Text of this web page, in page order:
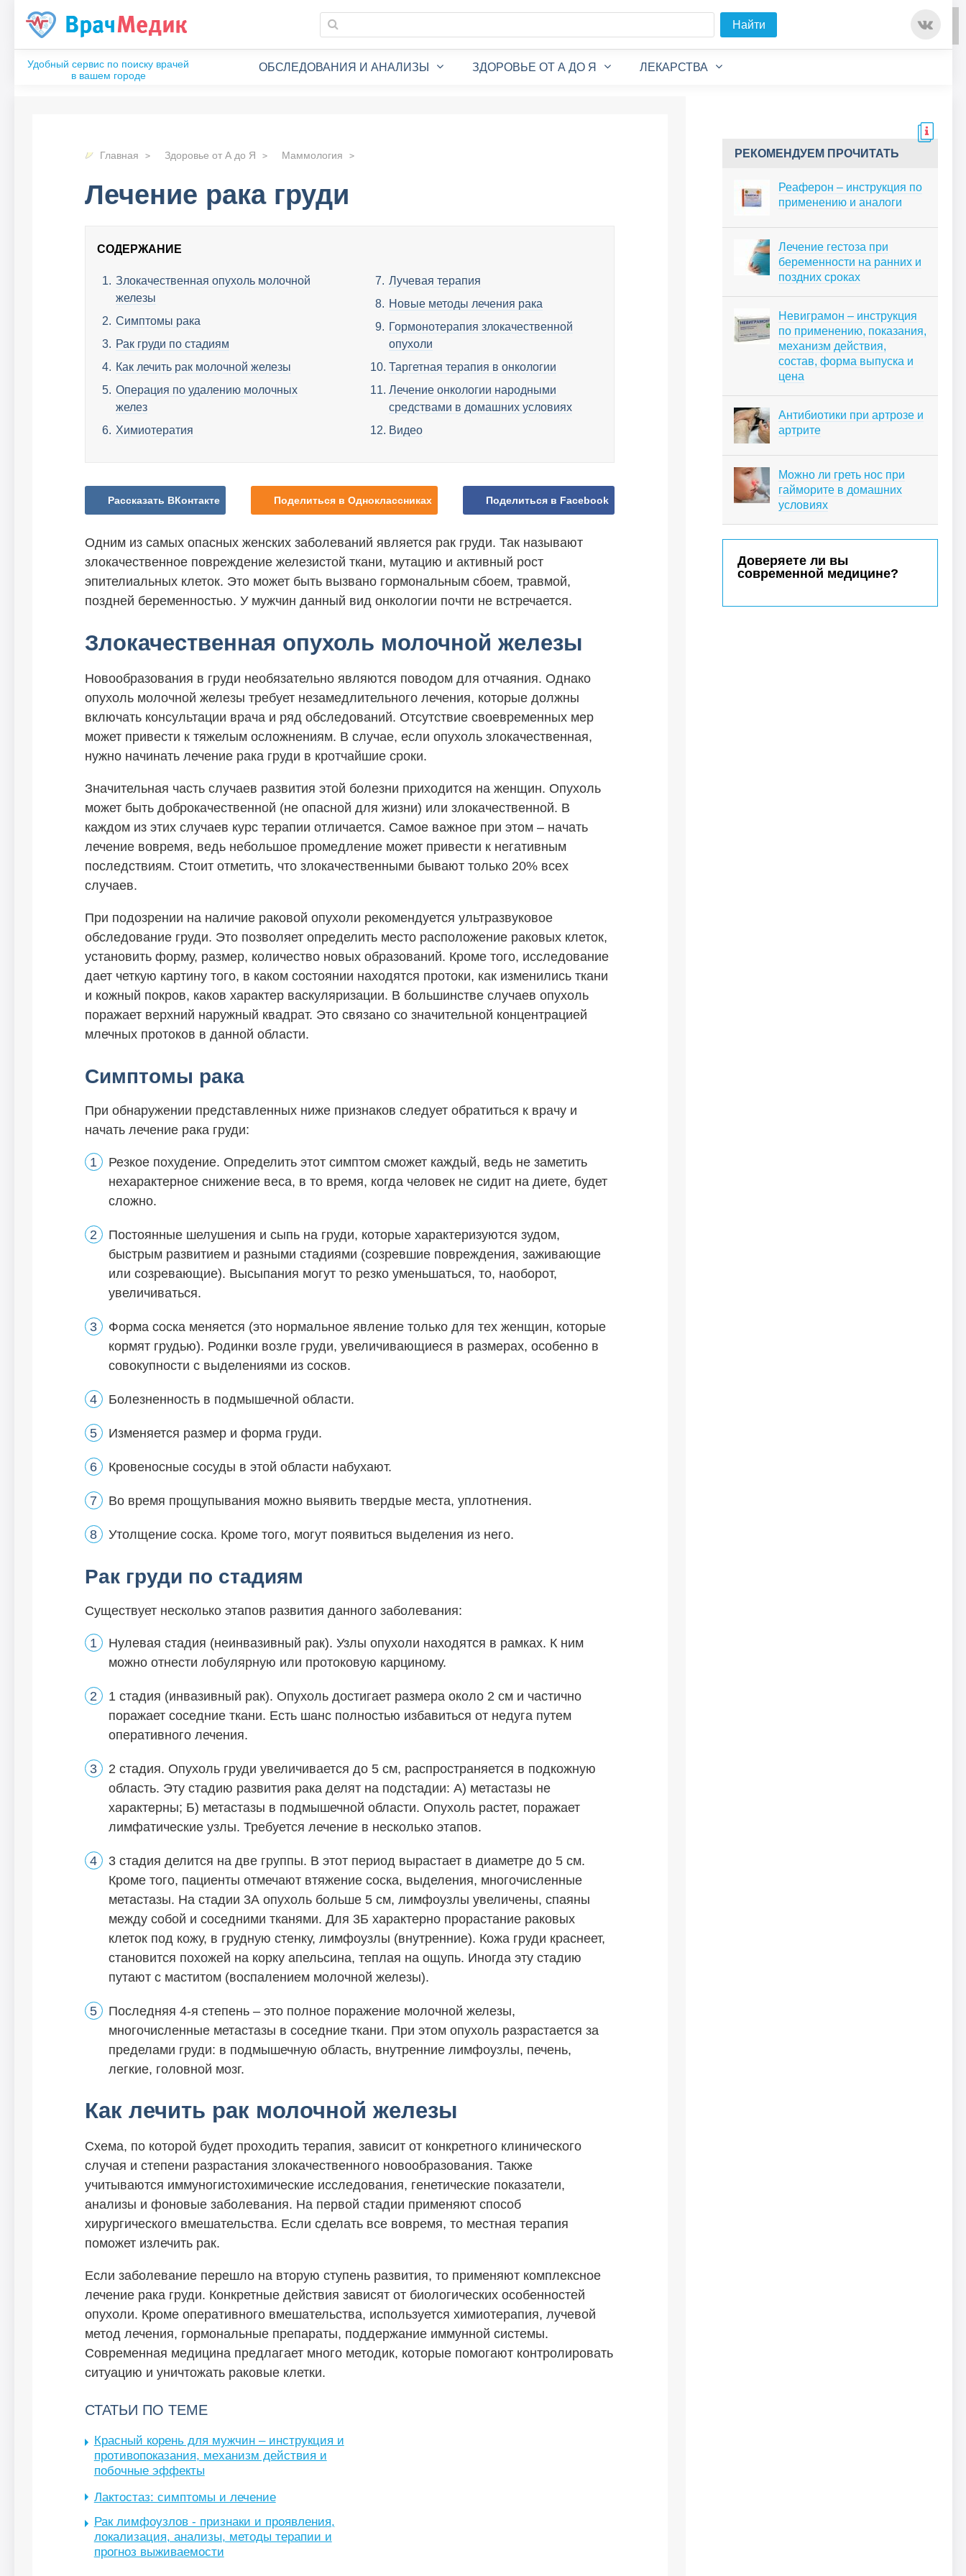
Найти
ОБСЛЕДОВАНИЯ И АНАЛИЗЫ ЗДОРОВЬЕ ОТ А ДО Я ЛЕКАРСТВА
Главная Здоровье от А до Я Маммология
Лечение рака груди
СОДЕРЖАНИЕ
Злокачественная опухоль молочной
железы
Симптомы рака
Рак груди по стадиям
Как лечить рак молочной железы
Операция по удалению молочных
желез
Химиотератия
Лучевая терапия
Новые методы лечения рака
Гормонотерапия злокачественной
опухоли
Таргетная терапия в онкологии
Лечение онкологии народными
средствами в домашних условиях
Видео
Рассказать ВКонтакте Поделиться в Одноклассниках Поделиться в Facebook
Одним из самых опасных женских заболеваний является рак груди. Так называют
злокачественное повреждение железистой ткани, мутацию и активный рост
эпителиальных клеток. Это может быть вызвано гормональным сбоем, травмой,
поздней беременностью. У мужчин данный вид онкологии почти не встречается.
Злокачественная опухоль молочной железы
Новообразования в груди необязательно являются поводом для отчаяния. Однако
опухоль молочной железы требует незамедлительного лечения, которые должны
включать консультации врача и ряд обследований. Отсутствие своевременных мер
может привести к тяжелым осложнениям. В случае, если опухоль злокачественная,
нужно начинать лечение рака груди в кротчайшие сроки.
Значительная часть случаев развития этой болезни приходится на женщин. Опухоль
может быть доброкачественной (не опасной для жизни) или злокачественной. В
каждом из этих случаев курс терапии отличается. Самое важное при этом – начать
лечение вовремя, ведь небольшое промедление может привести к негативным
последствиям. Стоит отметить, что злокачественными бывают только 20% всех
случаев.
При подозрении на наличие раковой опухоли рекомендуется ультразвуковое
обследование груди. Это позволяет определить место расположение раковых клеток,
установить форму, размер, количество новых образований. Кроме того, исследование
дает четкую картину того, в каком состоянии находятся протоки, как изменились ткани
и кожный покров, каков характер васкуляризации. В большинстве случаев опухоль
поражает верхний наружный квадрат. Это связано со значительной концентрацией
млечных протоков в данной области.
Симптомы рака
При обнаружении представленных ниже признаков следует обратиться к врачу и
начать лечение рака груди:
Резкое похудение. Определить этот симптом сможет каждый, ведь не заметить
нехарактерное снижение веса, в то время, когда человек не сидит на диете, будет
сложно.
Постоянные шелушения и сыпь на груди, которые характеризуются зудом,
быстрым развитием и разными стадиями (созревшие повреждения, заживающие
или созревающие). Высыпания могут то резко уменьшаться, то, наоборот,
увеличиваться.
Форма соска меняется (это нормальное явление только для тех женщин, которые
кормят грудью). Родинки возле груди, увеличивающиеся в размерах, особенно в
совокупности с выделениями из сосков.
Болезненность в подмышечной области.
Изменяется размер и форма груди.
Кровеносные сосуды в этой области набухают.
Во время прощупывания можно выявить твердые места, уплотнения.
Утолщение соска. Кроме того, могут появиться выделения из него.
Рак груди по стадиям
Существует несколько этапов развития данного заболевания:
Нулевая стадия (неинвазивный рак). Узлы опухоли находятся в рамках. К ним
можно отнести лобулярную или протоковую карциному.
1 стадия (инвазивный рак). Опухоль достигает размера около 2 см и частично
поражает соседние ткани. Есть шанс полностью избавиться от недуга путем
оперативного лечения.
2 стадия. Опухоль груди увеличивается до 5 см, распространяется в подкожную
область. Эту стадию развития рака делят на подстадии: А) метастазы не
характерны; Б) метастазы в подмышечной области. Опухоль растет, поражает
лимфатические узлы. Требуется лечение в несколько этапов.
3 стадия делится на две группы. В этот период вырастает в диаметре до 5 см.
Кроме того, пациенты отмечают втяжение соска, выделения, многочисленные
метастазы. На стадии 3А опухоль больше 5 см, лимфоузлы увеличены, спаяны
между собой и соседними тканями. Для 3Б характерно прорастание раковых
клеток под кожу, в грудную стенку, лимфоузлы (внутренние). Кожа груди краснеет,
становится похожей на корку апельсина, теплая на ощупь. Иногда эту стадию
путают с маститом (воспалением молочной железы).
Последняя 4-я степень – это полное поражение молочной железы,
многочисленные метастазы в соседние ткани. При этом опухоль разрастается за
пределами груди: в подмышечную область, внутренние лимфоузлы, печень,
легкие, головной мозг.
Как лечить рак молочной железы
Схема, по которой будет проходить терапия, зависит от конкретного клинического
случая и степени разрастания злокачественного новообразования. Также
учитываются иммуногистохимические исследования, генетические показатели,
анализы и фоновые заболевания. На первой стадии применяют способ
хирургического вмешательства. Если сделать все вовремя, то местная терапия
поможет излечить рак.
Если заболевание перешло на вторую ступень развития, то применяют комплексное
лечение рака груди. Конкретные действия зависят от биологических особенностей
опухоли. Кроме оперативного вмешательства, используется химиотерапия, лучевой
метод лечения, гормональные препараты, поддержание иммунной системы.
Современная медицина предлагает много методик, которые помогают контролировать
ситуацию и уничтожать раковые клетки.
СТАТЬИ ПО ТЕМЕ
Красный корень для мужчин – инструкция и
противопоказания, механизм действия и
побочные эффекты
Лактостаз: симптомы и лечение
Рак лимфоузлов - признаки и проявления,
локализация, анализы, методы терапии и
прогноз выживаемости
РЕКОМЕНДУЕМ ПРОЧИТАТЬ
Реаферон – инструкция по
применению и аналоги
Лечение гестоза при
беременности на ранних и
поздних сроках
Невиграмон – инструкция
по применению, показания,
механизм действия,
состав, форма выпуска и
цена
Антибиотики при артрозе и
артрите
Можно ли греть нос при
гайморите в домашних
условиях
Доверяете ли вы
современной медицине?